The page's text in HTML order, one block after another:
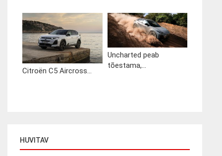
Citroën C5 Aircross...
Uncharted peab
tõestama,...
HUVITAV